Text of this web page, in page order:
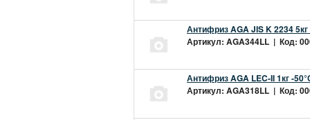
Антифриз AGA JIS K 2234
Артикул: AGA344LL | Код:
Антифриз AGA LEC-II 1кг -
Артикул: AGA318LL | Код: